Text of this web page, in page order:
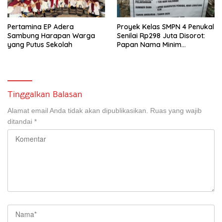
Pertamina EP Adera
Sambung Harapan Warga
yang Putus Sekolah
Proyek Kelas SMPN 4 Penukal
Senilai Rp298 Juta Disorot:
Papan Nama Minim
Tinggalkan Balasan
Alamat email Anda tidak akan dipublikasikan.
Ruas yang wajib
ditandai *